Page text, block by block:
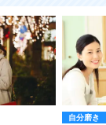
自分磨き